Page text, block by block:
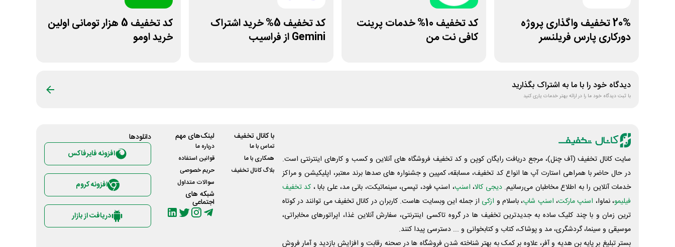
20% تخفیف واگذاری پروژه
دورکاری پارس فریلنسر
کد تخفیف 10% خدمات پرینت
کافی نت من
کد تخفیف 5% خرید اشتراک
Gemini از فراسیب
کد تخفیف 5 هزار تومانی اولین
خرید اومو
دیدگاه خود را با ما به اشتراک بگذارید
با ثبت دیدگاه خود ما را در ارائه بهتر خدمات یاری کنید
سایت کانال تخفیف (آف چنل)، مرجع دریافت رایگان کوپن و کد تخفیف فروشگاه های آنلاین و کسب و‌ کارهای اینترنتی است.
در حال حاضر با همراهی استارت آپ ها انواع کد تخفیف، مسابقه، کمپین و جشنواره های صدها برند معتبر، اپلیکیشن و مراکز
خدمات آنلاین را به اطلاع مخاطبان می‌رسانیم. دیجی کالا، اسنپ، اسنپ فود، تپسی، سینماتیکت، بانی مد، علی‌ بابا ، کد تخفیف
فیلیمو، نماوا، اسنپ مارکت، اسنپ شاپ، باسلام و ازکی از جمله این وبسایت ‌هاست. کاربران در کانال تخفیف می توانند در کوتاه
ترین زمان و با چند کلیک ساده به جدیدترین تخفیف ها در گروه تاکسی اینترنتی، سفارش آنلاین غذا، اپراتورهای مخابراتی،
موسیقی و سینما، گردشگری، مد و پوشاک، کتاب و کتابخوانی و ... دسترسی پیدا کنند.
بستر تبلیغ بر پایه بن هدیه و آفر، علاوه بر کمک به بهتر شناخته شدن فروشگاه ها در صحنه رقابت و افزایش بازدید و آمار فروش
با کانال تخفیف
تماس با ما
همکاری با ما
بلاگ کانال تخفیف
لینک‌های مهم
درباره ما
قوانین استفاده
حریم خصوصی
سوالات متداول
شبکه های
اجتماعی
دانلود‌ها
افزونه فایرفاکس
افزونه کروم
دریافت از بازار